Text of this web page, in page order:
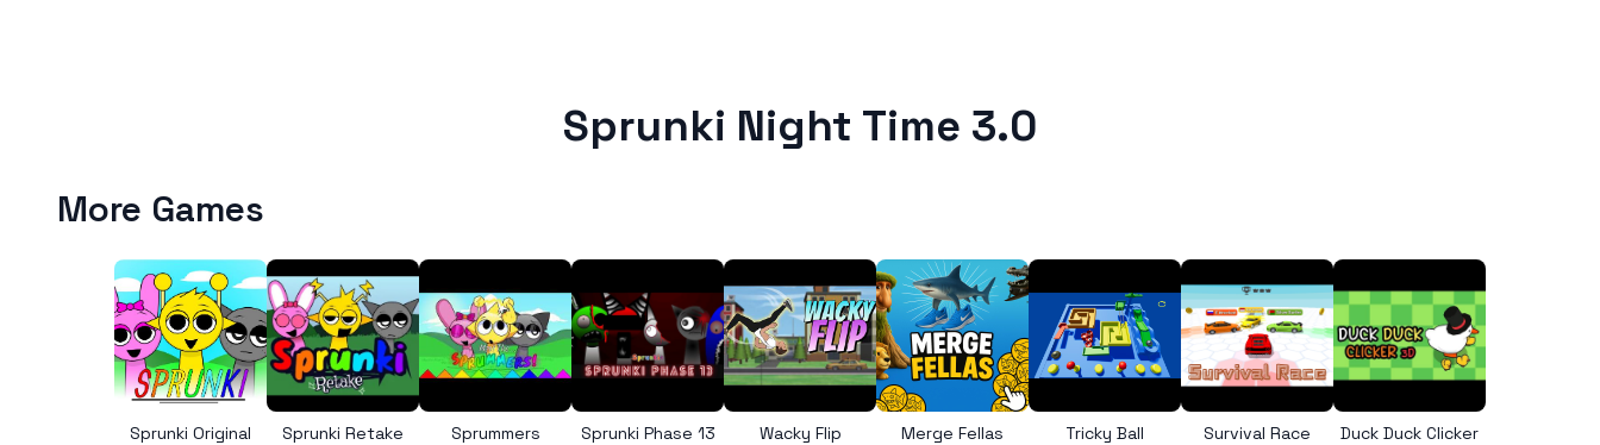
Sprunki Night Time 3.0
More Games
Sprunki Original Sprunki Retake Sprummers Sprunki Phase 13 Wacky Flip Merge Fellas Tricky Ball Survival Race
Duck Duck Clicker